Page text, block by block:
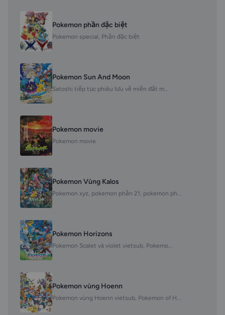
Pokemon phần đặc biệt
Pokemon special, Phần đặc biệt
Pokemon Sun And Moon
Satoshi tiếp tục phiêu lưu về miền đất m...
Pokemon movie
Pokemon movie
Pokemon Vùng Kalos
Pokemon xyz, pokemon phần 21, pokemon ph...
Pokemon Horizons
Pokemon Scalet và violet vietsub, Pokemo...
Pokemon vùng Hoenn
Pokemon vùng Hoenn vietsub, Pokemon of H...